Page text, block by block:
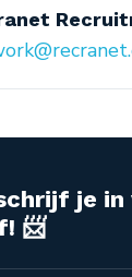
je in
📨